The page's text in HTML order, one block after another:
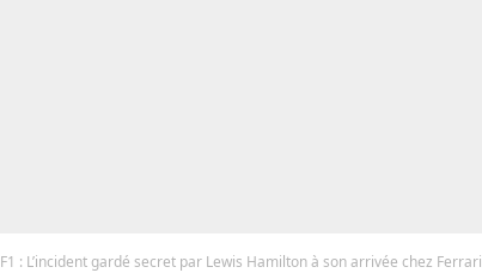
F1 : L’incident gardé secret par Lewis Hamilton à son arrivée chez Ferrari